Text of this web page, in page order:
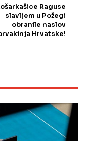
Raguse
slavljem u Požegi
obranile naslov
Hrvatske!